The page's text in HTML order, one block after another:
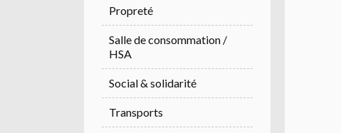
Propreté
Salle de consommation /
HSA
Social & solidarité
Transports